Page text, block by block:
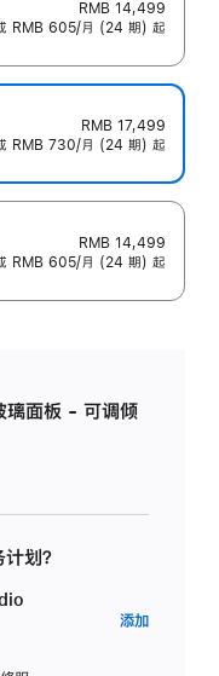
RMB 14,499
RMB 605/月 (24 期) 起
RMB 17,499
RMB 730/月 (24 期) 起
RMB 14,499
RMB 605/月 (24 期) 起
面板 - 可调倾
划？
添加